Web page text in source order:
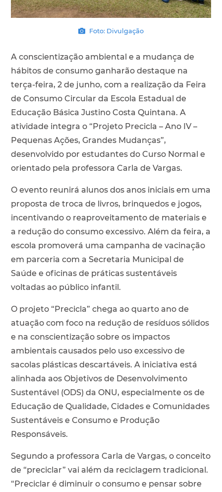
Foto: Divulgação
A conscientização ambiental e a mudança de
hábitos de consumo ganharão destaque na
terça-feira, 2 de junho, com a realização da Feira
de Consumo Circular da Escola Estadual de
Educação Básica Justino Costa Quintana. A
atividade integra o “Projeto Precicla – Ano IV –
Pequenas Ações, Grandes Mudanças”,
desenvolvido por estudantes do Curso Normal e
orientado pela professora Carla de Vargas.
O evento reunirá alunos dos anos iniciais em uma
proposta de troca de livros, brinquedos e jogos,
incentivando o reaproveitamento de materiais e
a redução do consumo excessivo. Além da feira, a
escola promoverá uma campanha de vacinação
em parceria com a Secretaria Municipal de
Saúde e oficinas de práticas sustentáveis
voltadas ao público infantil.
O projeto “Precicla” chega ao quarto ano de
atuação com foco na redução de resíduos sólidos
e na conscientização sobre os impactos
ambientais causados pelo uso excessivo de
sacolas plásticas descartáveis. A iniciativa está
alinhada aos Objetivos de Desenvolvimento
Sustentável (ODS) da ONU, especialmente os de
Educação de Qualidade, Cidades e Comunidades
Sustentáveis e Consumo e Produção
Responsáveis.
Segundo a professora Carla de Vargas, o conceito
de “preciclar” vai além da reciclagem tradicional.
“Preciclar é diminuir o consumo e pensar sobre